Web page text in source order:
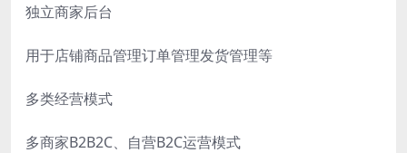
独立商家后台
用于店铺商品管理订单管理发货管理等
多类经营模式
多商家B2B2C、自营B2C运营模式